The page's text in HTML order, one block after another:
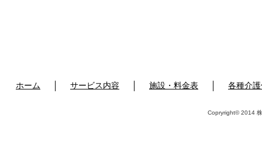
ホーム サービス内容 施設・料金表 各種介
Copryright© 2014